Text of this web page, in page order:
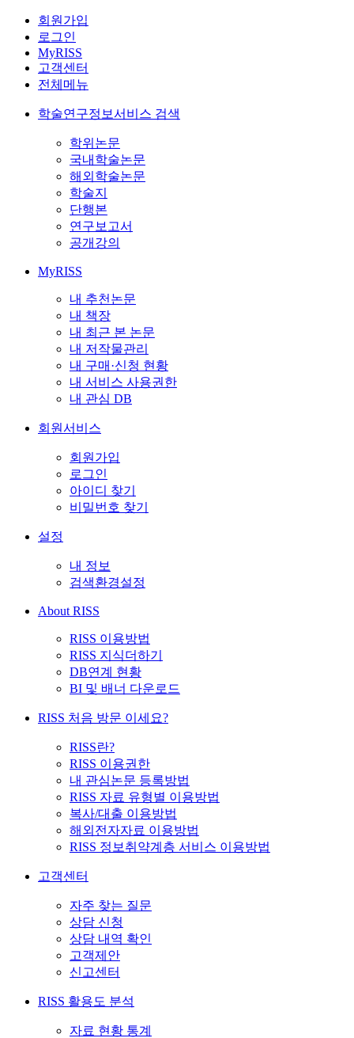
회원가입
로그인
MyRISS
고객센터
전체메뉴
학술연구정보서비스 검색
학위논문
국내학술논문
해외학술논문
학술지
단행본
연구보고서
공개강의
MyRISS
내 추천논문
내 책장
내 최근 본 논문
내 저작물관리
내 구매·신청 현황
내 서비스 사용권한
내 관심 DB
회원서비스
회원가입
로그인
아이디 찾기
비밀번호 찾기
설정
내 정보
검색환경설정
About RISS
RISS 이용방법
RISS 지식더하기
DB연계 현황
BI 및 배너 다운로드
RISS 처음 방문 이세요?
RISS란?
RISS 이용권한
내 관심논문 등록방법
RISS 자료 유형별 이용방법
복사/대출 이용방법
해외전자자료 이용방법
RISS 정보취약계층 서비스 이용방법
고객센터
자주 찾는 질문
상담 신청
상담 내역 확인
고객제안
신고센터
RISS 활용도 분석
자료 현황 통계